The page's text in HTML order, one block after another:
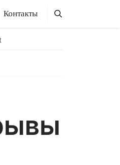
Контакты Поиск
Поиск